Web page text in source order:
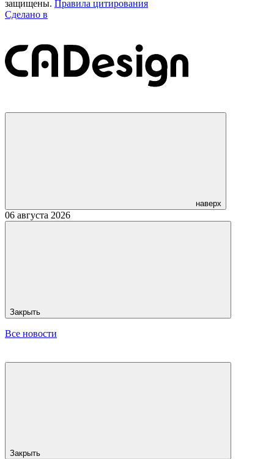
защищены. Правила цитирования
Сделано в
наверх
06 августа 2026
Закрыть
Все новости
Закрыть